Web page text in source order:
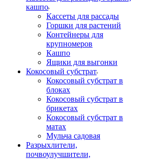
кашпо
Кассеты для рассады
Горшки для растений
Контейнеры для
крупномеров
Кашпо
Ящики для выгонки
Кокосовый субстрат
Кокосовый субстрат в
блоках
Кокосовый субстрат в
брикетах
Кокосовый субстрат в
матах
Мульча садовая
Разрыхлители,
почвоулучшители,